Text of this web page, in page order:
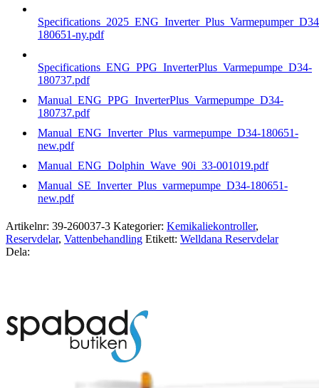
180651-ny.pdf
Specifications_ENG_PPG_InverterPlus_Varmepumpe_D34-
180737.pdf
Manual_ENG_PPG_InverterPlus_Varmepumpe_D34-
180737.pdf
Manual_ENG_Inverter_Plus_varmepumpe_D34-180651-
new.pdf
Manual_ENG_Dolphin_Wave_90i_33-001019.pdf
Manual_SE_Inverter_Plus_varmepumpe_D34-180651-
new.pdf
Artikelnr: 39-260037-3 Kategorier: Kemikaliekontroller,
Reservdelar, Vattenbehandling Etikett: Welldana Reservdelar
Dela: